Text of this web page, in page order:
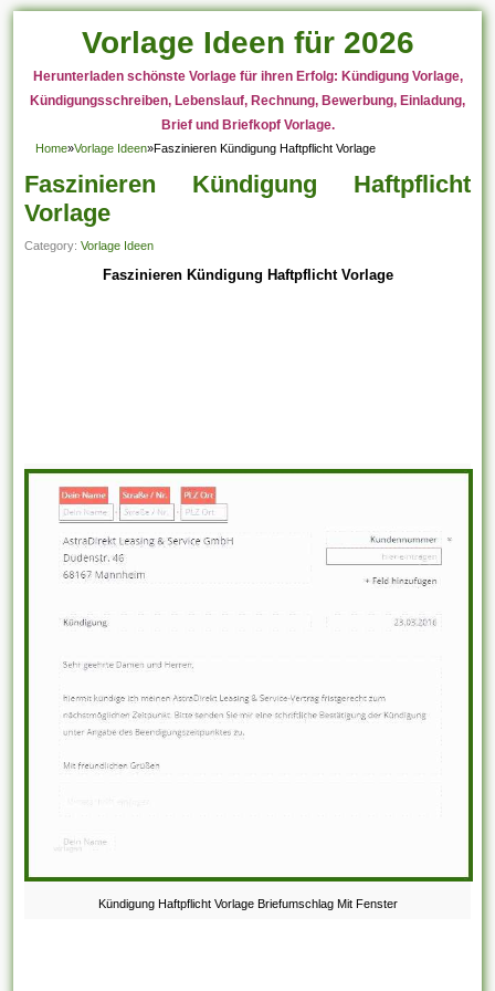
Vorlage Ideen für 2026
Herunterladen schönste Vorlage für ihren Erfolg: Kündigung Vorlage,
Kündigungsschreiben, Lebenslauf, Rechnung, Bewerbung, Einladung,
Brief und Briefkopf Vorlage.
Home»Vorlage Ideen»Faszinieren Kündigung Haftpflicht Vorlage
Faszinieren Kündigung Haftpflicht
Vorlage
Category:Vorlage Ideen
Faszinieren Kündigung Haftpflicht Vorlage
Kündigung Haftpflicht Vorlage Briefumschlag Mit Fenster